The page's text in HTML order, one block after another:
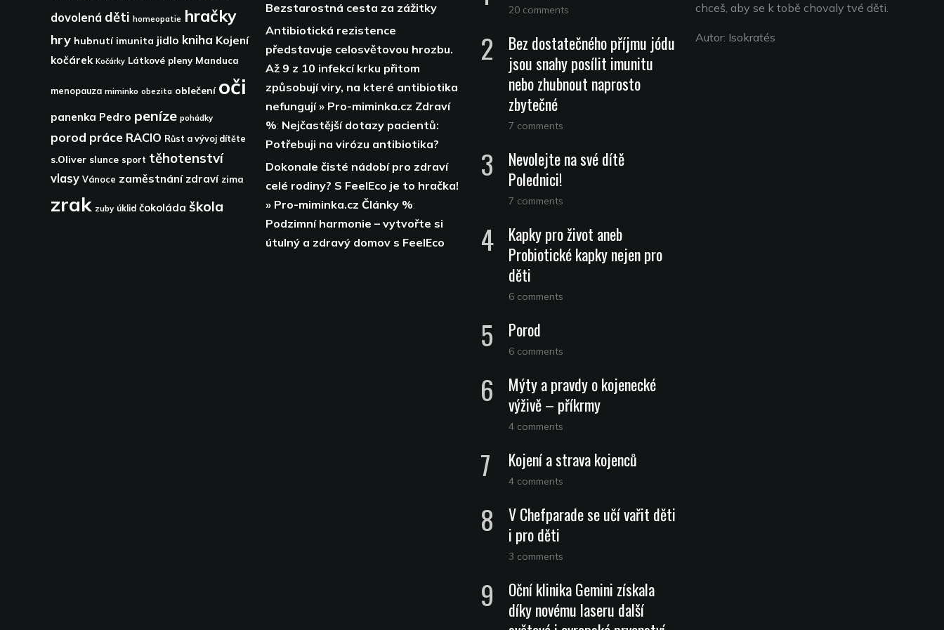
dovolená děti homeopatie hračky
hry hubnutí imunita jidlo kniha Kojení
kočárek Kočárky Látkové pleny Manduca
menopauza miminko obezita oblečení oči
panenka Pedro peníze pohádky
porod práce RACIO Růst a vývoj dítěte
s.Oliver slunce sport těhotenství
vlasy Vánoce zaměstnání zdraví zima
zrak zuby úklid čokoláda škola
Bezstarostná cesta za zážitky
Antibiotická rezistence
představuje celosvětovou hrozbu.
Až 9 z 10 infekcí krku přitom
způsobují viry, na které antibiotika
nefungují » Pro-miminka.cz Zdraví
%: Nejčastější dotazy pacientů:
Potřebuji na virózu antibiotika?
Dokonale čisté nádobí pro zdraví
celé rodiny? S FeelEco je to hračka!
» Pro-miminka.cz Články %:
Podzimní harmonie – vytvořte si
útulný a zdravý domov s FeelEco
20 comments
Bez dostatečného příjmu jódu
jsou snahy posílit imunitu
nebo zhubnout naprosto
zbytečné
7 comments
Nevolejte na své dítě
Polednici!
7 comments
Kapky pro život aneb
Probiotické kapky nejen pro
děti
6 comments
Porod
6 comments
Mýty a pravdy o kojenecké
výživě – příkrmy
4 comments
Kojení a strava kojenců
4 comments
V Chefparade se učí vařit děti
i pro děti
3 comments
Oční klinika Gemini získala
díky novému laseru další
chceš, aby se k tobě chovaly tvé děti.
Autor: Isokratés